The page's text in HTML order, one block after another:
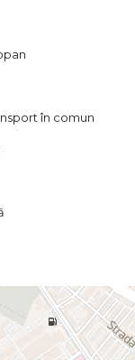
în comun